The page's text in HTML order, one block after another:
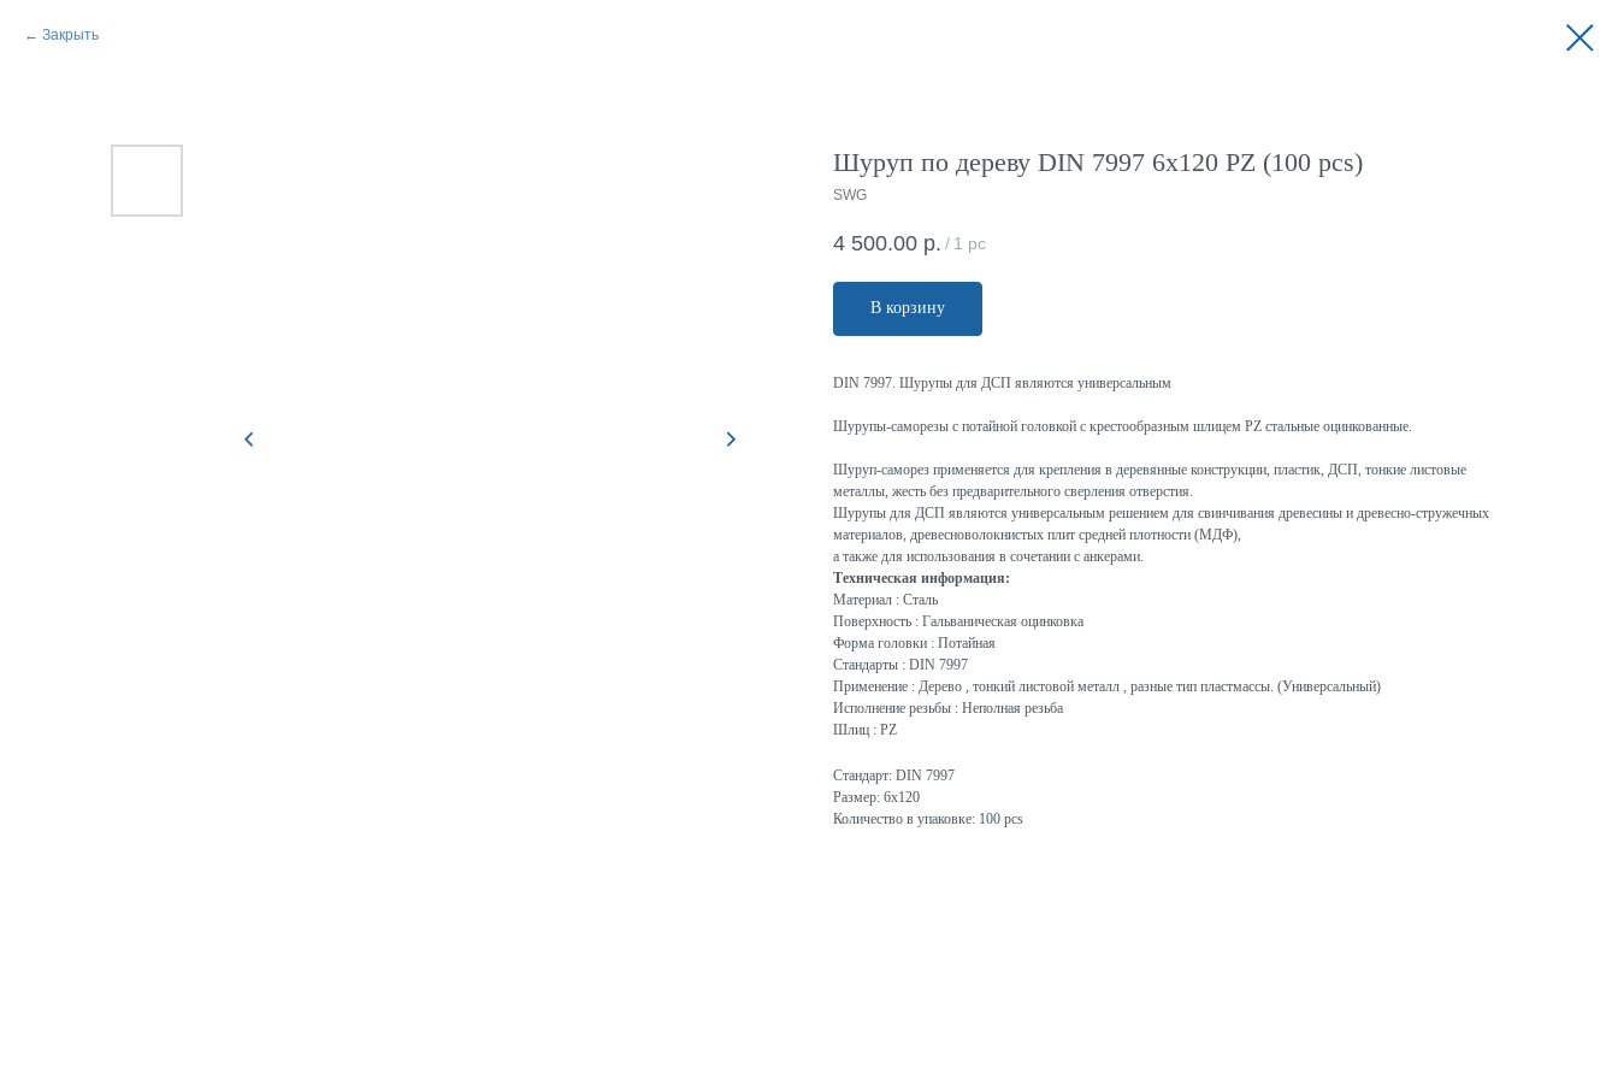
Закрыть
Шуруп по дереву DIN 7997 6x120 PZ (100 pcs)
SWG
4 500.00 р. / 1 pc
В корзину
DIN 7997. Шурупы для ДСП являются универсальным
Шурупы-саморезы с потайной головкой с крестообразным шлицем PZ стальные оцинкованные.
Шуруп-саморез применяется для крепления в деревянные конструкции, пластик, ДСП, тонкие листовые
металлы, жесть без предварительного сверления отверстия.
Шурупы для ДСП являются универсальным решением для свинчивания древесины и древесно-стружечных
материалов, древесноволокнистых плит средней плотности (МДФ),
а также для использования в сочетании с анкерами.
Техническая информация:
Материал : Сталь
Поверхность : Гальваническая оцинковка
Форма головки : Потайная
Стандарты : DIN 7997
Применение : Дерево , тонкий листовой металл , разные тип пластмассы. (Универсальный)
Исполнение резьбы : Неполная резьба
Шлиц : PZ
Стандарт: DIN 7997
Размер: 6x120
Количество в упаковке: 100 pcs